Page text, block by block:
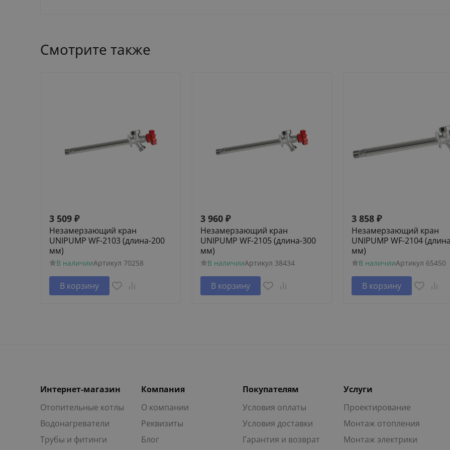
Смотрите также
3 509 ₽
Незамерзающий кран
UNIPUMP WF-2103 (длина-200
мм)
В наличииАртикул 70258
В корзину
3 960 ₽
Незамерзающий кран
UNIPUMP WF-2105 (длина-300
мм)
В наличииАртикул 38434
В корзину
3 858 ₽
Незамерзающий кран
UNIPUMP WF-2104
мм)
В наличииАртикул 65450
В корзину
Интернет-магазин
Отопительные котлы
Водонагреватели
Трубы и фитинги
Компания
О компании
Реквизиты
Блог
Покупателям
Условия оплаты
Условия доставки
Гарантия и возврат
Услуги
Проектирование
Монтаж отопления
Монтаж электрики